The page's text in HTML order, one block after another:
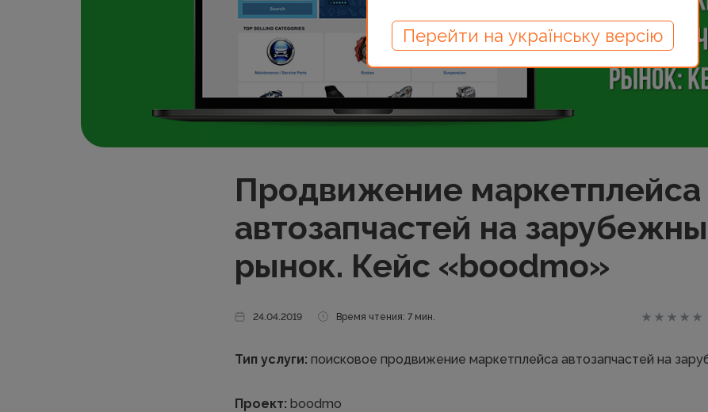
Продвижение маркетплейса
автозапчастей на
рынок. Кейс «boodmo»
24.04.2019 Время чтения: 7 мин.
Тип услуги: поисковое продвижение маркетплейса автозапчастей на
Проект: boodmo
Перейти на українську версію